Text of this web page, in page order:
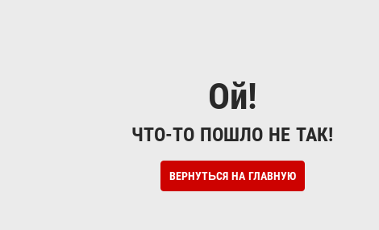
Ой!
ЧТО-ТО ПОШЛО НЕ ТАК!
ВЕРНУТЬСЯ НА ГЛАВНУЮ